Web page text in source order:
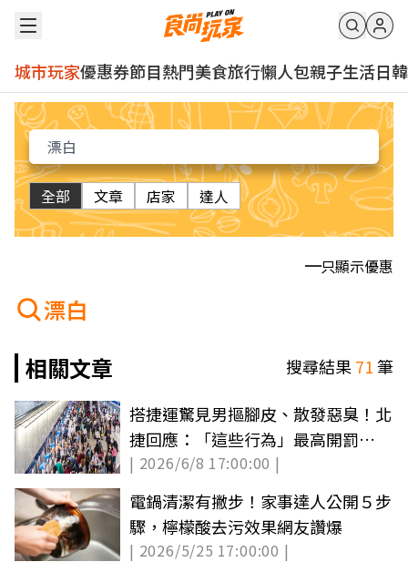
城市玩家優惠券節目熱門美食旅行懶人包親子生活日韓
全部 文章 店家 達人
只顯示優惠
漂白
相關文章
搜尋結果71筆
搭捷運驚見男摳腳皮、散發惡臭！北
捷回應：「這些行為」最高開罰
7500元
| 2026/6/8 17:00:00 |
電鍋清潔有撇步！家事達人公開５步
驟，檸檬酸去污效果網友讚爆
| 2026/5/25 17:00:00 |